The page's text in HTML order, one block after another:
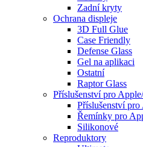
Zadní kryty
Ochrana displeje
3D Full Glue
Case Friendly
Defense Glass
Gel na aplikaci
Ostatní
Raptor Glass
Příslušenství pro
Příslušenství pro
Řemínky pro
Silikonové
Reproduktory